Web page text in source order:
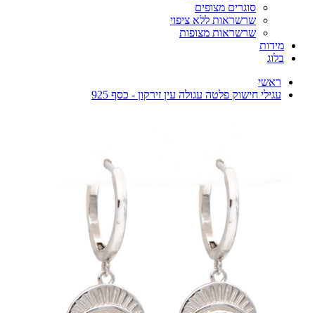
סוגרים מצופים
שרשראות ללא ציפוי
שרשראות מצופות
מידות
בלוג
ראשי
עגילי חישוק פלטה עגולה עין זירקון - כסף 925